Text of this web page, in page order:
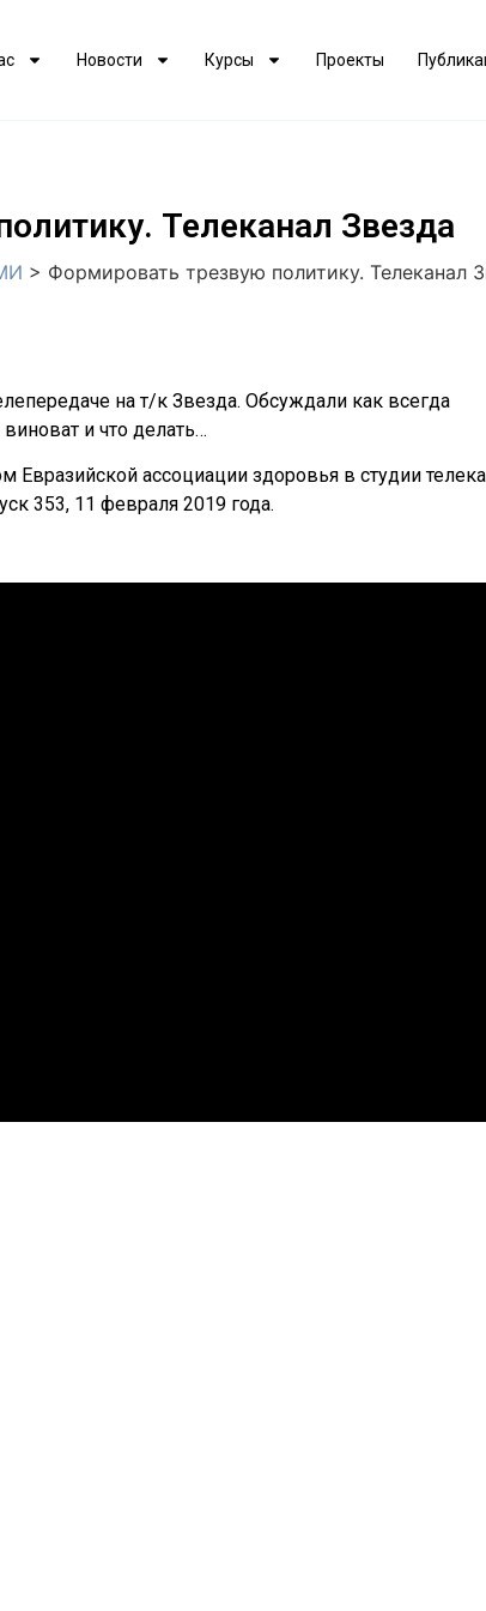
Новости Курсы Проекты
Телеканал Звезда
> Формировать трезвую политику. Телеканал
на т/к Звезда. Обсуждали как всегда
и что делать…
ассоциации здоровья в студии
353, 11 февраля 2019 года.